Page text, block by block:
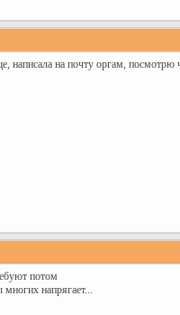
написала на почту оргам, посмотрю
потом
напрягает...